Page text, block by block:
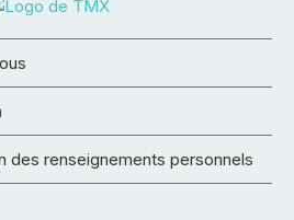
des renseignements personnels